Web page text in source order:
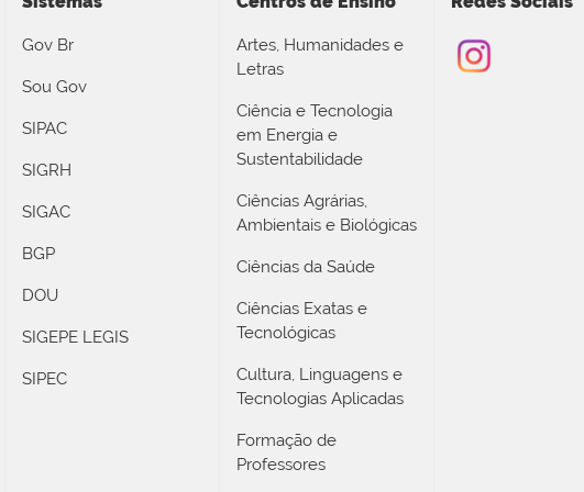
Gov Br
Sou Gov
SIPAC
SIGRH
SIGAC
BGP
DOU
SIGEPE LEGIS
SIPEC
Artes, Humanidades e
Letras
Ciência e Tecnologia
em Energia e
Sustentabilidade
Ciências Agrárias,
Ambientais e Biológicas
Ciências da Saúde
Ciências Exatas e
Tecnológicas
Cultura, Linguagens e
Tecnologias Aplicadas
Formação de
Professores